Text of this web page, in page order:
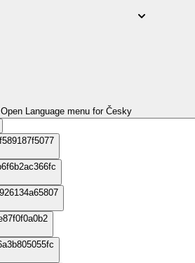
Open Language menu for Česky